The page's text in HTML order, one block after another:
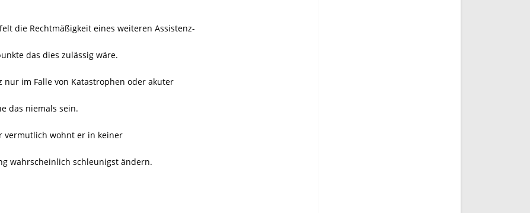
die Rechtmäßigkeit eines weiteren Assistenz-
das dies zulässig wäre.
im Falle von Katastrophen oder akuter
das niemals sein.
vermutlich wohnt er in keiner
wahrscheinlich schleunigst ändern.